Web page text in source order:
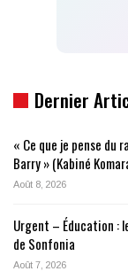
Dernier
« Ce que je pense du
Barry » (Kabiné
Août 8, 2026
Urgent – Éducation :
de Sonfonia
Août 7, 2026